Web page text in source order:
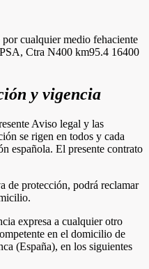
cualquier medio fehaciente
Ctra N400 km95.4 16400
y vigencia
Aviso legal y las
se rigen en todos y cada
española. El presente contrato
de protección, podrá reclamar
expresa a cualquier otro
en el domicilio de
(España), en los siguientes